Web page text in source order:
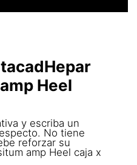
Heel
y escriba un
No tiene
reforzar su
amp Heel caja x